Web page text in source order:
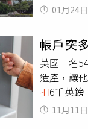
毆打，目
了解，林
己嚇了
惚未依
主管及有
01月24
帳戶突
英國一名
遺產，讓
扣6千英鎊
素 （
對方告
11月11